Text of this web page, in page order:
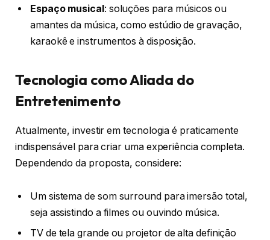
Espaço musical : soluções para músicos ou
amantes da música, como estúdio de gravação,
karaokê e instrumentos à disposição.
Tecnologia como Aliada do
Entretenimento
Atualmente, investir em tecnologia é praticamente
indispensável para criar uma experiência completa.
Dependendo da proposta, considere:
Um sistema de som surround para imersão total,
seja assistindo a filmes ou ouvindo música.
TV de tela grande ou projetor de alta definição